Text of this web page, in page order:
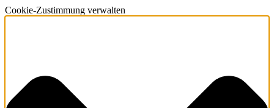
Cookie-Zustimmung verwalten